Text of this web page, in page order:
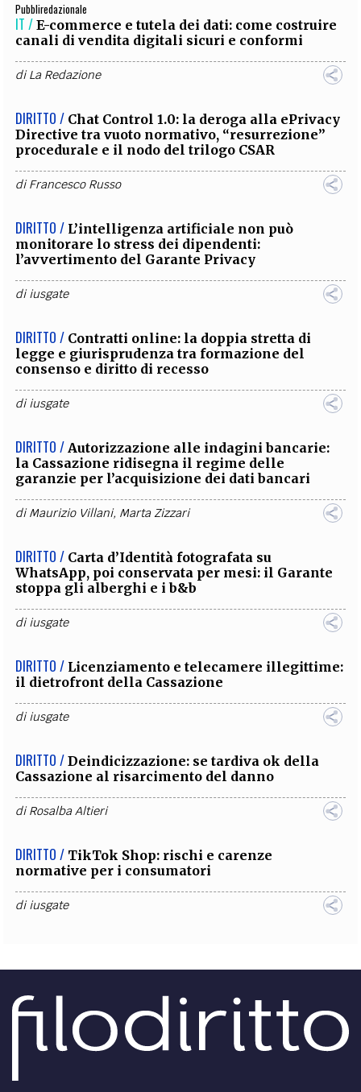
Pubbliredazionale
IT / E-commerce e tutela dei dati: come costruire
canali di vendita digitali sicuri e conformi
diLa Redazione
DIRITTO / Chat Control 1.0: la deroga alla ePrivacy
Directive tra vuoto normativo, “resurrezione”
procedurale e il nodo del trilogo CSAR
diFrancesco Russo
DIRITTO / L’intelligenza artificiale non può
monitorare lo stress dei dipendenti:
l’avvertimento del Garante Privacy
diiusgate
DIRITTO / Contratti online: la doppia stretta di
legge e giurisprudenza tra formazione del
consenso e diritto di recesso
diiusgate
DIRITTO / Autorizzazione alle indagini bancarie:
la Cassazione ridisegna il regime delle
garanzie per l’acquisizione dei dati bancari
diMaurizio Villani, Marta Zizzari
DIRITTO / Carta d’Identità fotografata su
WhatsApp, poi conservata per mesi: il Garante
stoppa gli alberghi e i b&b
diiusgate
DIRITTO / Licenziamento e telecamere illegittime:
il dietrofront della Cassazione
diiusgate
DIRITTO / Deindicizzazione: se tardiva ok della
Cassazione al risarcimento del danno
diRosalba Altieri
DIRITTO / TikTok Shop: rischi e carenze
normative per i consumatori
diiusgate